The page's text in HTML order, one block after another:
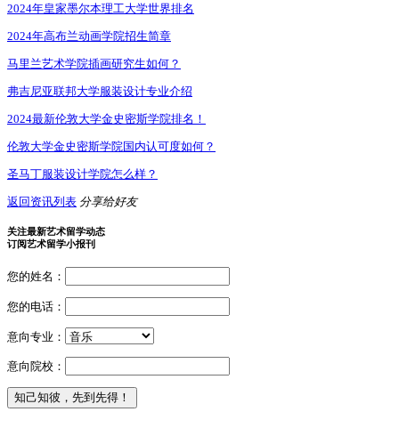
2024年皇家墨尔本理工大学世界排名
2024年高布兰动画学院招生简章
马里兰艺术学院插画研究生如何？
弗吉尼亚联邦大学服装设计专业介绍
2024最新伦敦大学金史密斯学院排名！
伦敦大学金史密斯学院国内认可度如何？
圣马丁服装设计学院怎么样？
返回资讯列表 分享给好友
关注最新艺术留学动态
订阅艺术留学小报刊
您的姓名：
您的电话：
意向专业：
意向院校：